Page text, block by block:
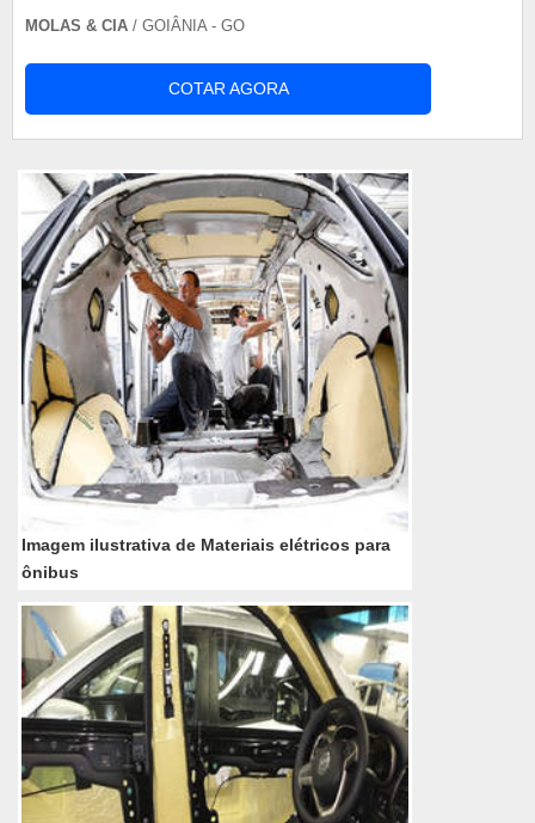
MOLAS & CIA / GOIÂNIA - GO
COTAR AGORA
Imagem ilustrativa de Materiais elétricos para
ônibus